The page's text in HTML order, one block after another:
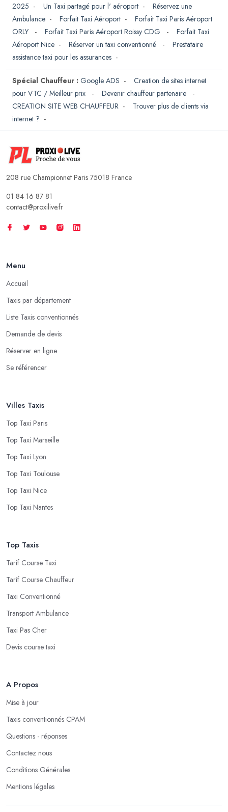
2025 - Un Taxi partagé pour l' aéroport - Réservez une
Ambulance - Forfait Taxi Aéroport - Forfait Taxi Paris Aéroport
ORLY
- Forfait Taxi Paris Aéroport Roissy CDG - Forfait Taxi
Aéroport Nice - Réserver un taxi conventionné - Prestataire
assistance taxi pour les assurances -
Spécial Chauffeur : Google ADS - Creation de sites internet
pour VTC / Meilleur prix
- Devenir chauffeur partenaire
-
CREATION SITE WEB CHAUFFEUR - Trouver plus de clients via
internet ? -
208 rue Championnet Paris 75018 France
01 84 16 87 81
contact@proxilive.fr
Menu
Accueil
Taxis par département
Liste Taxis conventionnés
Demande de devis
Réserver en ligne
Se référencer
Villes Taxis
Top Taxi Paris
Top Taxi Marseille
Top Taxi Lyon
Top Taxi Toulouse
Top Taxi Nice
Top Taxi Nantes
Top Taxis
Tarif Course Taxi
Tarif Course Chauffeur
Taxi Conventionné
Transport Ambulance
Taxi Pas Cher
Devis course taxi
A Propos
Mise à jour
Taxis conventionnés CPAM
Questions - réponses
Contactez nous
Conditions Générales
Mentions légales